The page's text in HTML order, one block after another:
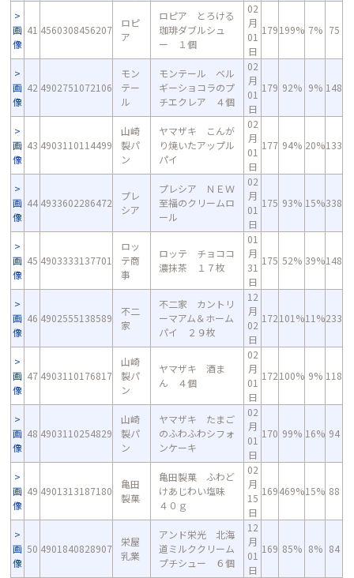
画
像
41 4560308456207
ロピ
ア
ロピア とろける
珈琲ダブルシュ
ー １個
02
月
01
日
179199% 7% 75
画
像
42 4902751072106
モン
テー
ル
モンテール ベル
ギーショコラのプ
チエクレア ４個
02
月
01
日
179 92% 9% 148
画
像
43 4903110114499
山崎
製パ
ン
ヤマザキ こんが
り焼いたアップル
パイ
02
月
01
日
177 94% 20%133
画
像
44 4933602286472
プレ
シア
プレシア ＮＥＷ
至福のクリームロ
ール
02
月
01
日
175 93% 15%338
画
像
45 4903333137701
ロッ
テ商
事
ロッテ チョココ
濃抹茶 １７枚
01
月
31
日
175 52% 39%148
画
像
46 4902555138589
不二
家
不二家 カントリ
ーマアム＆ホーム
パイ ２９枚
12
月
02
日
172101%11%233
画
像
47 4903110176817
山崎
製パ
ン
ヤマザキ 酒ま
ん ４個
02
月
01
日
172100% 9% 118
画
像
48 4903110254829
山崎
製パ
ン
ヤマザキ たまご
のふわふわシフォ
ンケーキ
02
月
01
日
170 99% 16% 94
画
像
49 4901313187180
亀田
製菓
亀田製菓 ふわど
けあじわい塩味
４０ｇ
02
月
15
日
169469%15% 88
画
像
50 4901840828907
栄屋
乳業
アンド栄光 北海
道ミルククリーム
プチシュー ６個
12
月
01
日
169 85% 8% 84